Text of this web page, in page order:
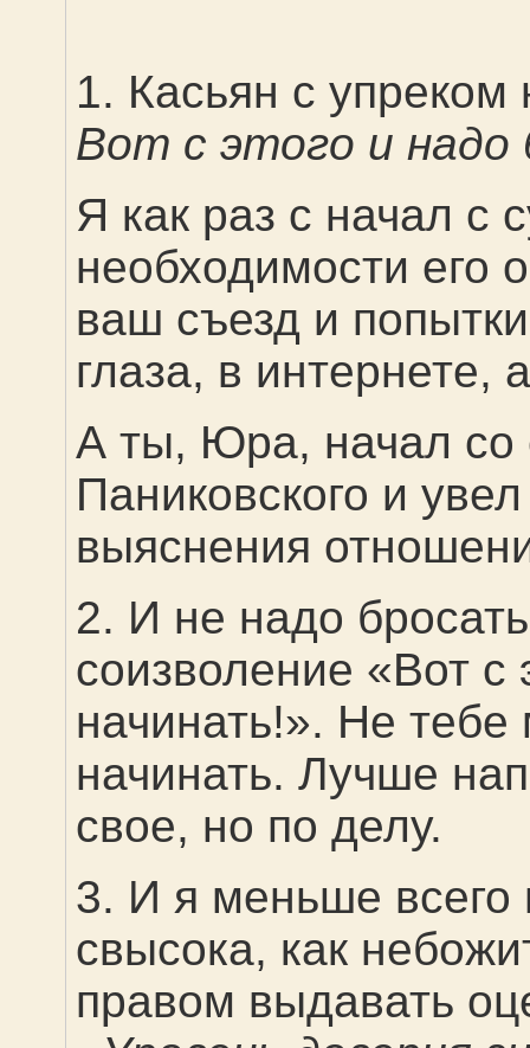
1. Касьян с упреком
Вот с этого и надо
Я как раз с начал с
необходимости его
ваш съезд и
глаза, в интернете,
А ты, Юра, начал со
Паниковского и
выяснения
2. И не надо
соизволение «Вот с
начинать!». Не тебе
начинать. Лучше
свое, но по делу.
3. И я меньше
свысока, как
правом выдавать